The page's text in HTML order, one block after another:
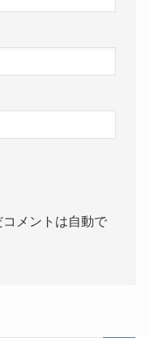
メントは自動で